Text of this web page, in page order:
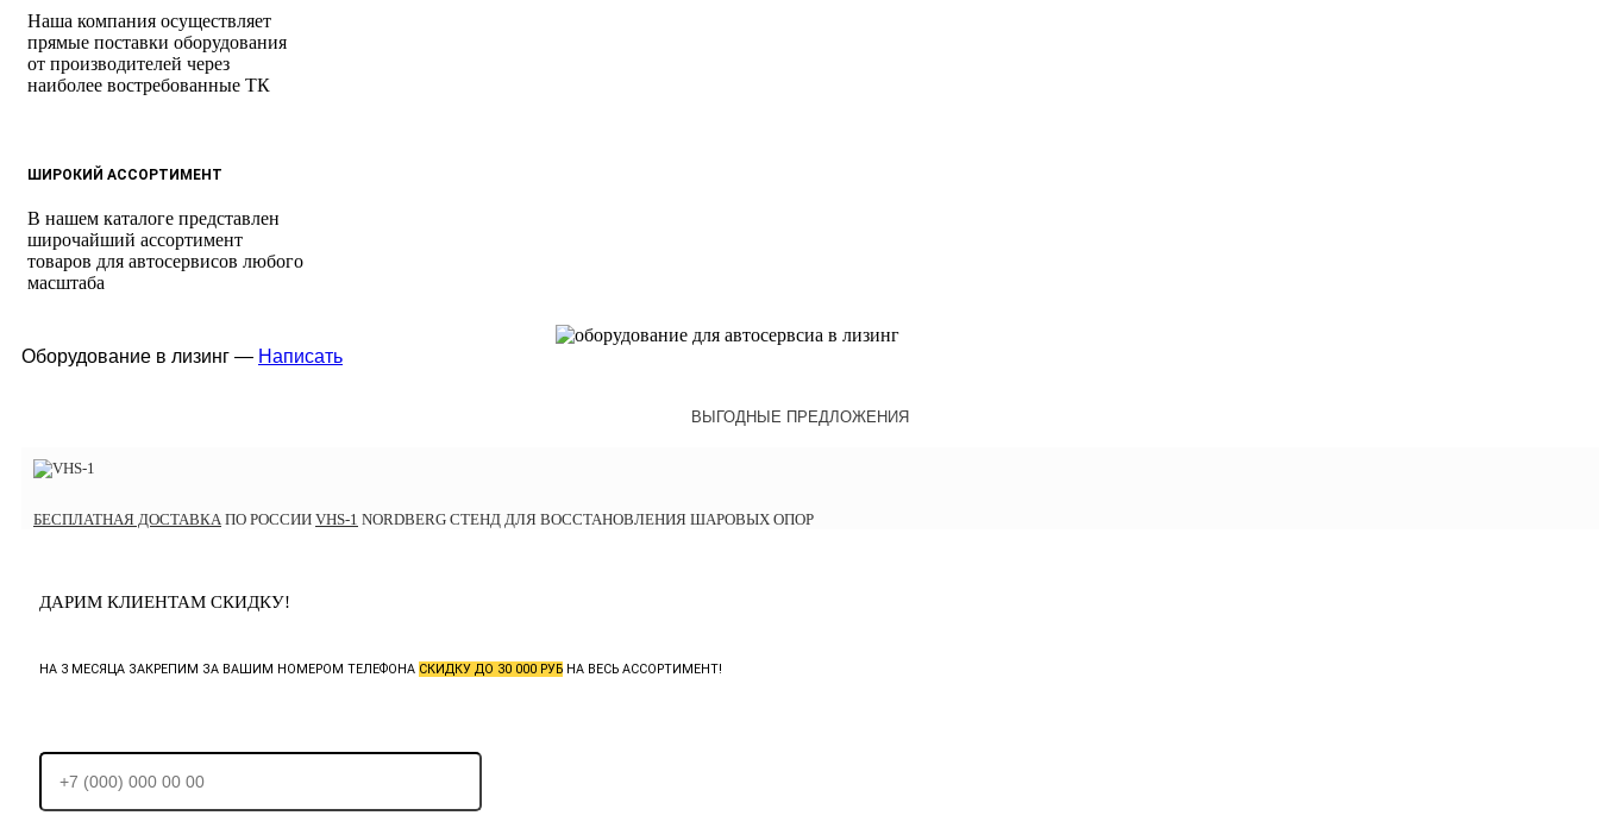
Наша компания осуществляет
прямые поставки оборудования
от производителей через
наиболее востребованные ТК
ШИРОКИЙ АССОРТИМЕНТ
В нашем каталоге представлен
широчайший ассортимент
товаров для автосервисов любого
масштаба
Оборудование в лизинг — Написать
ВЫГОДНЫЕ ПРЕДЛОЖЕНИЯ
БЕСПЛАТНАЯ ДОСТАВКА ПО РОССИИ VHS-1 NORDBERG СТЕНД ДЛЯ ВОССТАНОВЛЕНИЯ ШАРОВЫХ ОПОР
ДАРИМ КЛИЕНТАМ СКИДКУ!
НА 3 МЕСЯЦА ЗАКРЕПИМ ЗА ВАШИМ НОМЕРОМ ТЕЛЕФОНА СКИДКУ ДО 30 000 РУБ НА ВЕСЬ АССОРТИМЕНТ!